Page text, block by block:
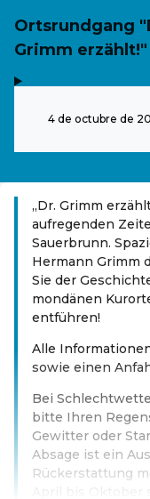
Ortsrundgang
Grimm erzählt!"
4 de octubre de
„Dr. Grimm
aufregenden
Sauerbrunn.
Hermann Grimm
Sie der
mondänen
entführen!
Alle
sowie einen
Bei
bitte Ihren
Gewitter oder
Absage ist ein
Rückerstattung